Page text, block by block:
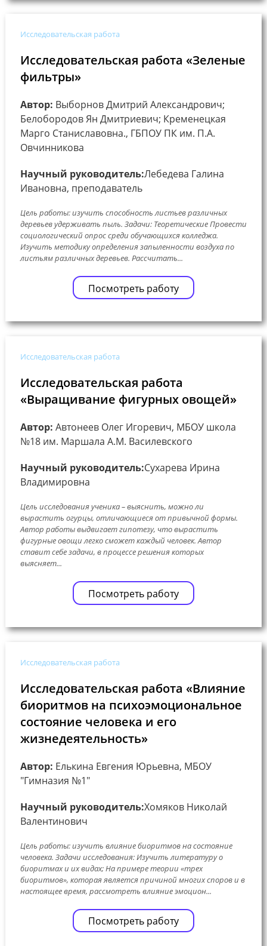
Исследовательская работа
Исследовательская работа «Зеленые
фильтры»
Автор: Выборнов Дмитрий Александрович;
Белобородов Ян Дмитриевич; Кременецкая
Марго Станиславовна., ГБПОУ ПК им. П.А.
Овчинникова
Научный руководитель:Лебедева Галина
Ивановна, преподаватель
Цель работы: изучить способность листьев различных
деревьев удерживать пыль. Задачи: Теоретические Провести
социологический опрос среди обучающихся колледжа.
Изучить методику определения запыленности воздуха по
листьям различных деревьев. Рассчитать...
Посмотреть работу
Исследовательская работа
Исследовательская работа
«Выращивание фигурных овощей»
Автор: Автонеев Олег Игоревич, МБОУ школа
№18 им. Маршала А.М. Василевского
Научный руководитель:Сухарева Ирина
Владимировна
Цель исследования ученика – выяснить, можно ли
вырастить огурцы, отличающиеся от привычной формы.
Автор работы выдвигает гипотезу, что вырастить
фигурные овощи легко сможет каждый человек. Автор
ставит себе задачи, в процессе решения которых
выясняет...
Посмотреть работу
Исследовательская работа
Исследовательская работа «Влияние
биоритмов на психоэмоциональное
состояние человека и его
жизнедеятельность»
Автор: Елькина Евгения Юрьевна, МБОУ
"Гимназия №1"
Научный руководитель:Хомяков Николай
Валентинович
Цель работы: изучить влияние биоритмов на состояние
человека. Задачи исследования: Изучить литературу о
биоритмах и их видах; На примере теории «трех
биоритмов», которая является причиной многих споров и в
настоящее время, рассмотреть влияние эмоцион...
Посмотреть работу